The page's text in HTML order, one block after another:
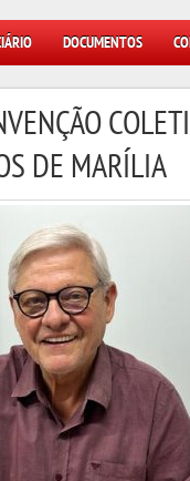
DOCUMENTOS
DE MARÍLIA